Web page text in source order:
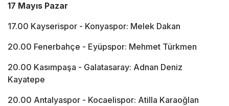
17 Mayıs Pazar
17.00 Kayserispor - Konyaspor: Melek Dakan
20.00 Fenerbahçe - Eyüpspor: Mehmet Türkmen
20.00 Kasımpaşa - Galatasaray: Adnan Deniz
Kayatepe
20.00 Antalyaspor - Kocaelispor: Atilla Karaoğlan